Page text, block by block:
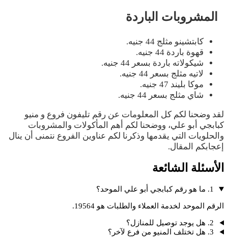
المشروبات الباردة
كابتشينو مثلج 44 جنيه.
قهوة باردة 44 جنيه.
شيكولاته باردة بسعر 44 جنيه.
لاتيه مثلج بسعر 44 جنيه.
موكا بليند 47 جنيه.
شاي مثلج بسعر 44 جنيه.
لقد وضحنا لكم كل المعلومات عن رقم تليفون فروع و منيو
كبابجي أبو علي، ووضحنا لكم أهم المأكولات والمشروبات
والحلويات التي يقدمها وذكرنا لكم عناوين الفروع نتمنى أن ينال
إعجابكم المقال.
الأسئلة الشائعة
1. ما هو رقم كبابجي أبو علي الموحد؟
الرقم الموحد لخدمة العملاء والطلبات هو 19564.
2. هل يوجد توصيل للمنازل؟
3. هل تختلف المنيو من فرع لآخر؟